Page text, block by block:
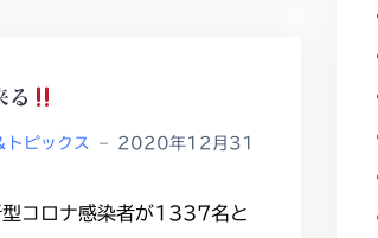
る
トピックス –
2020年12月31
型コロナ感染者が1337名と